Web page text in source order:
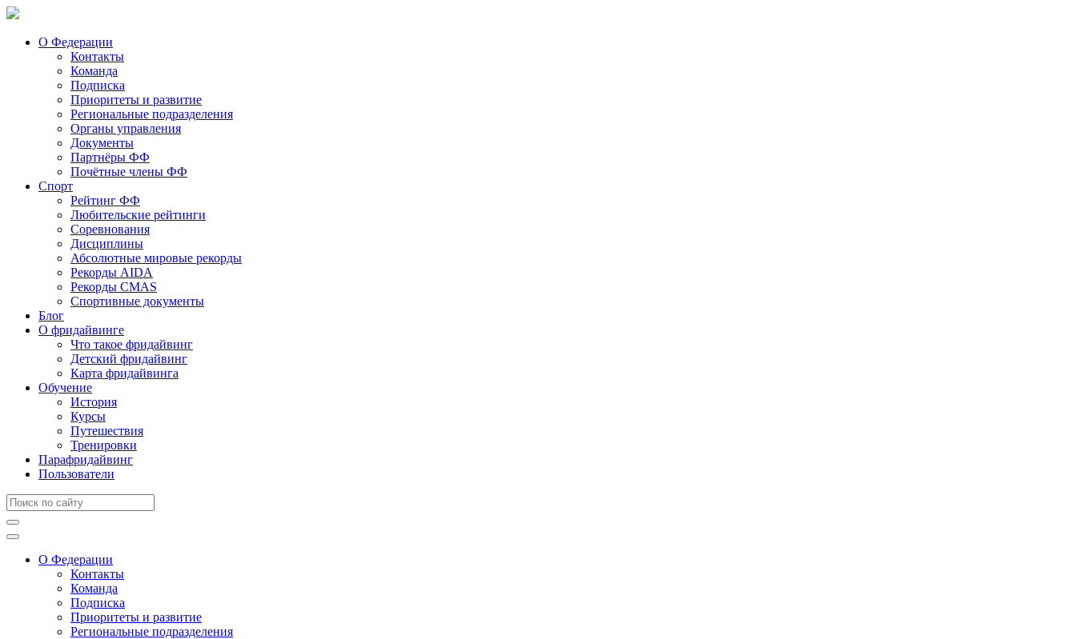
О Федерации
Контакты
Команда
Подписка
Приоритеты и развитие
Региональные подразделения
Органы управления
Документы
Партнёры ФФ
Почётные члены ФФ
Спорт
Рейтинг ФФ
Любительские рейтинги
Соревнования
Дисциплины
Абсолютные мировые рекорды
Рекорды AIDA
Рекорды CMAS
Спортивные документы
Блог
О фридайвинге
Что такое фридайвинг
Детский фридайвинг
Карта фридайвинга
Обучение
История
Курсы
Путешествия
Тренировки
Парафридайвинг
Пользователи
О Федерации
Контакты
Команда
Подписка
Приоритеты и развитие
Региональные подразделения